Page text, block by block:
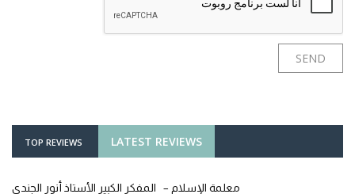
LATEST REVIEWS
TOP REVIEWS
معلمة الإسلام – المفكر الكبير الأستاذ أنور الجندي